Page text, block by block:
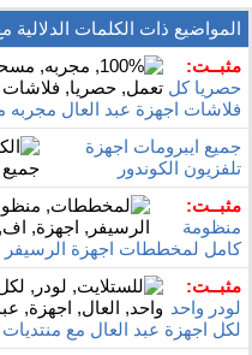
المواضيع ذات الكلمات الدلالية
مثبــت:
حصريا كل
فلاشات اجهزة عبد العال مجربه
جميع ايبرومات اجهزة
تلفزيون الكوندور
مثبــت:
منظومة
كامل لمخططات اجهزة
مثبــت:
لودر واحد
لكل اجهزة عبد العال مع